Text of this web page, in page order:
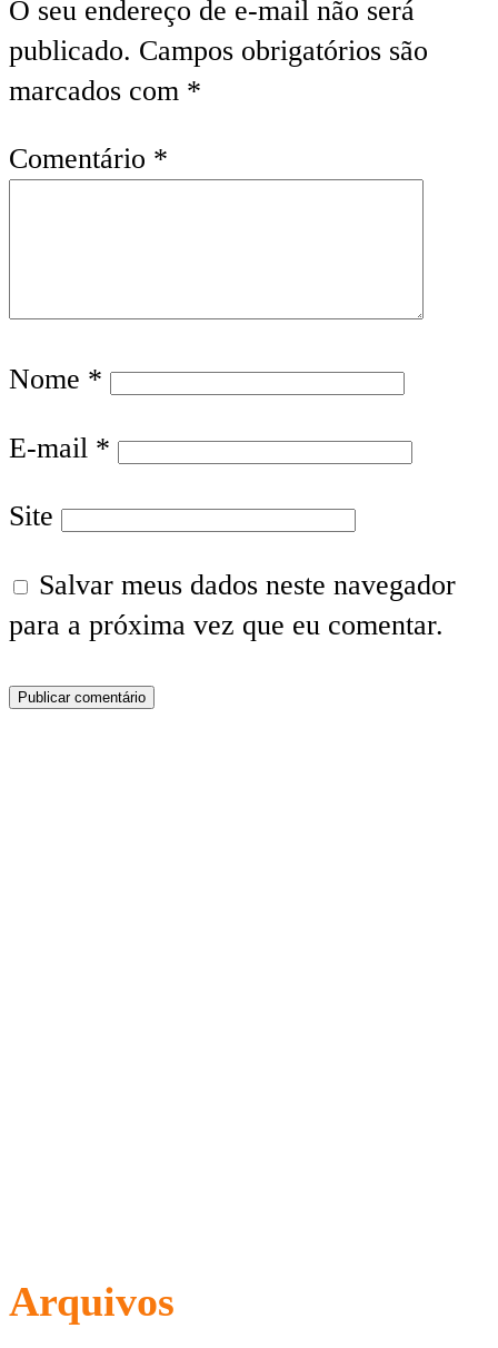
O seu endereço de e-mail não será
publicado. Campos obrigatórios são
marcados com *
Comentário *
Nome *
E-mail *
Site
Salvar meus dados neste navegador
para a próxima vez que eu comentar.
Arquivos